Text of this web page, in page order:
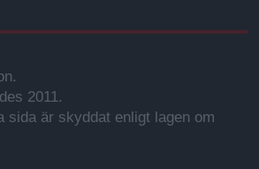
2011.
sida är skyddat enligt lagen om